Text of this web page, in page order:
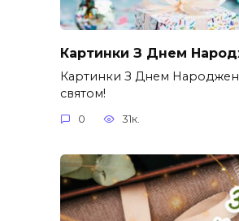
Картинки З Днем
Картинки З Днем
святом!
0 31к.